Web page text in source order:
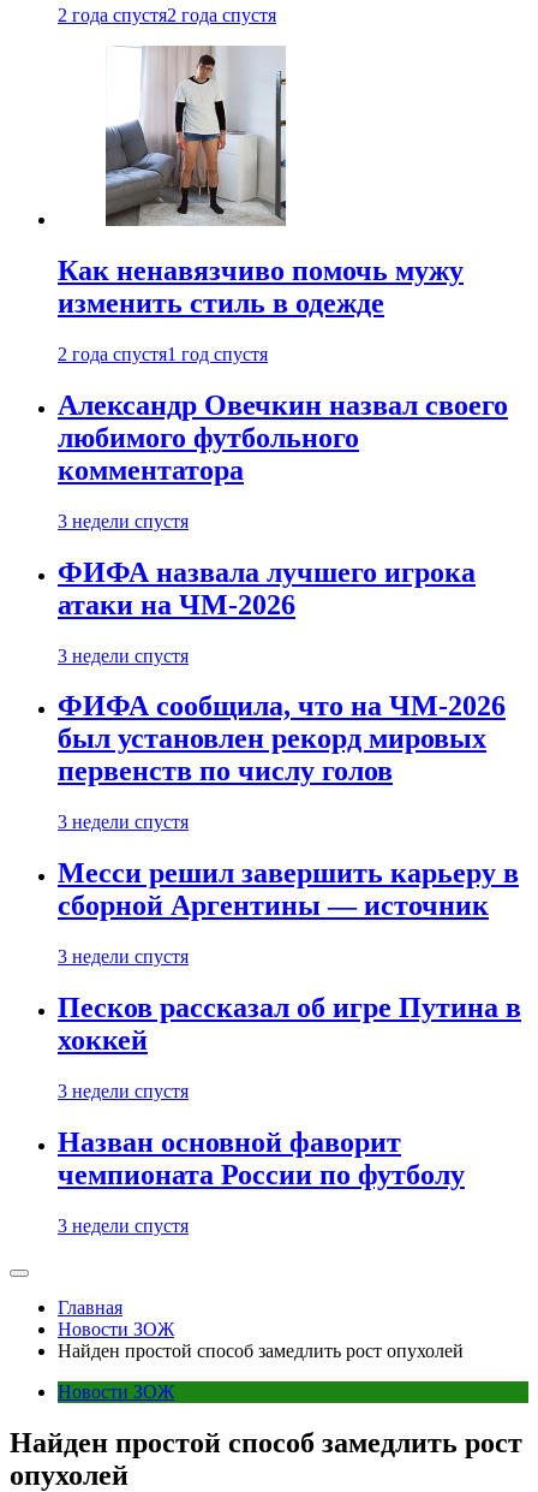
2 года спустя2 года спустя
Как ненавязчиво помочь мужу
изменить стиль в одежде
2 года спустя1 год спустя
Александр Овечкин назвал своего
любимого футбольного
комментатора
3 недели спустя
ФИФА назвала лучшего игрока
атаки на ЧМ-2026
3 недели спустя
ФИФА сообщила, что на ЧМ-2026
был установлен рекорд мировых
первенств по числу голов
3 недели спустя
Месси решил завершить карьеру в
сборной Аргентины — источник
3 недели спустя
Песков рассказал об игре Путина в
хоккей
3 недели спустя
Назван основной фаворит
чемпионата России по футболу
3 недели спустя
Главная
Новости ЗОЖ
Найден простой способ замедлить рост опухолей
Новости ЗОЖ
Найден простой способ замедлить рост
опухолей